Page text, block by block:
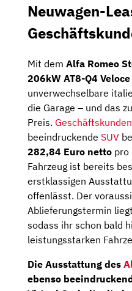
Neuwagen-
Mit dem Alfa Romeo
206kW AT8-Q4 Veloce
unverwechselbare
die Garage – und das
Preis. Geschäftskunden
beeindruckende SUV
282,84 Euro netto pro
Fahrzeug ist bereits
erstklassigen
offenlässt. Der
Ablieferungstermin
sodass ihr schon bald
leistungsstarken
Die Ausstattung des
ebenso